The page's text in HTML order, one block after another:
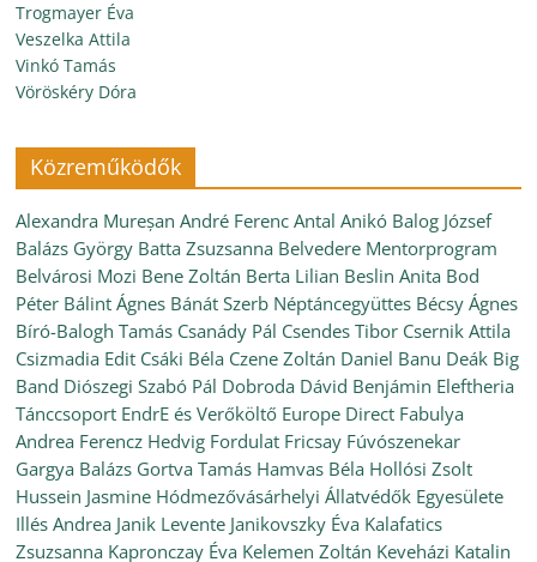
Trogmayer Éva
Veszelka Attila
Vinkó Tamás
Vöröskéry Dóra
Közreműködők
Alexandra Mureșan André Ferenc Antal Anikó Balog József
Balázs György Batta Zsuzsanna Belvedere Mentorprogram
Belvárosi Mozi Bene Zoltán Berta Lilian Beslin Anita Bod
Péter Bálint Ágnes Bánát Szerb Néptáncegyüttes Bécsy Ágnes
Bíró-Balogh Tamás Csanády Pál Csendes Tibor Csernik Attila
Csizmadia Edit Csáki Béla Czene Zoltán Daniel Banu Deák Big
Band Diószegi Szabó Pál Dobroda Dávid Benjámin Eleftheria
Tánccsoport EndrE és Verőköltő Europe Direct Fabulya
Andrea Ferencz Hedvig Fordulat Fricsay Fúvószenekar
Gargya Balázs Gortva Tamás Hamvas Béla Hollósi Zsolt
Hussein Jasmine Hódmezővásárhelyi Állatvédők Egyesülete
Illés Andrea Janik Levente Janikovszky Éva Kalafatics
Zsuzsanna Kapronczay Éva Kelemen Zoltán Keveházi Katalin